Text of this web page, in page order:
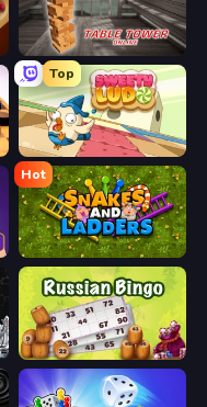
Table Tower Online
Top
Sweety Ludo
Hot
Snakes and Ladders
Russian Bingo